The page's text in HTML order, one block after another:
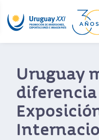
Uruguay
más
expositor